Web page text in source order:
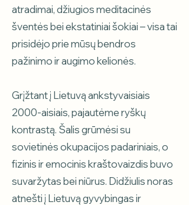
atradimai, džiugios meditacinės
šventės bei ekstatiniai šokiai – visa tai
prisidėjo prie mūsų bendros
pažinimo ir augimo kelionės.
Grįžtant į Lietuvą ankstyvaisiais
2000-aisiais, pajautėme ryškų
kontrastą. Šalis grūmėsi su
sovietinės okupacijos padariniais, o
fizinis ir emocinis kraštovaizdis buvo
suvaržytas bei niūrus. Didžiulis noras
atnešti į Lietuvą gyvybingas ir